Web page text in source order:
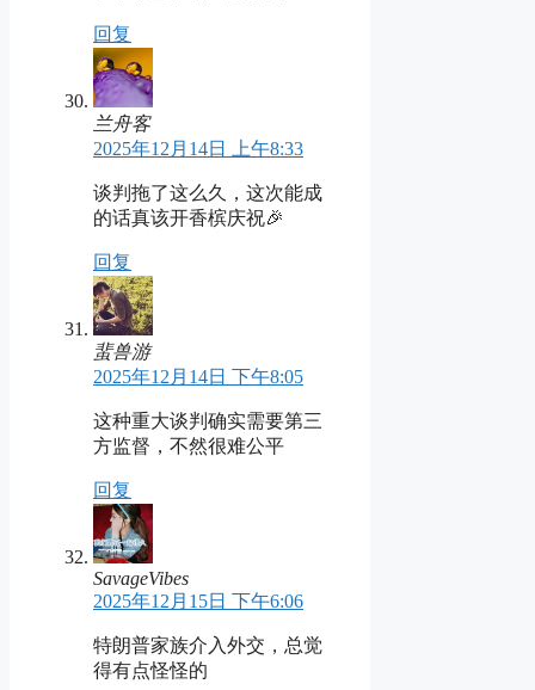
回复
兰舟客
2025年12月14日 上午8:33
谈判拖了这么久，这次能成
的话真该开香槟庆祝🎉
回复
蜚兽游
2025年12月14日 下午8:05
这种重大谈判确实需要第三
方监督，不然很难公平
回复
SavageVibes
2025年12月15日 下午6:06
特朗普家族介入外交，总觉
得有点怪怪的